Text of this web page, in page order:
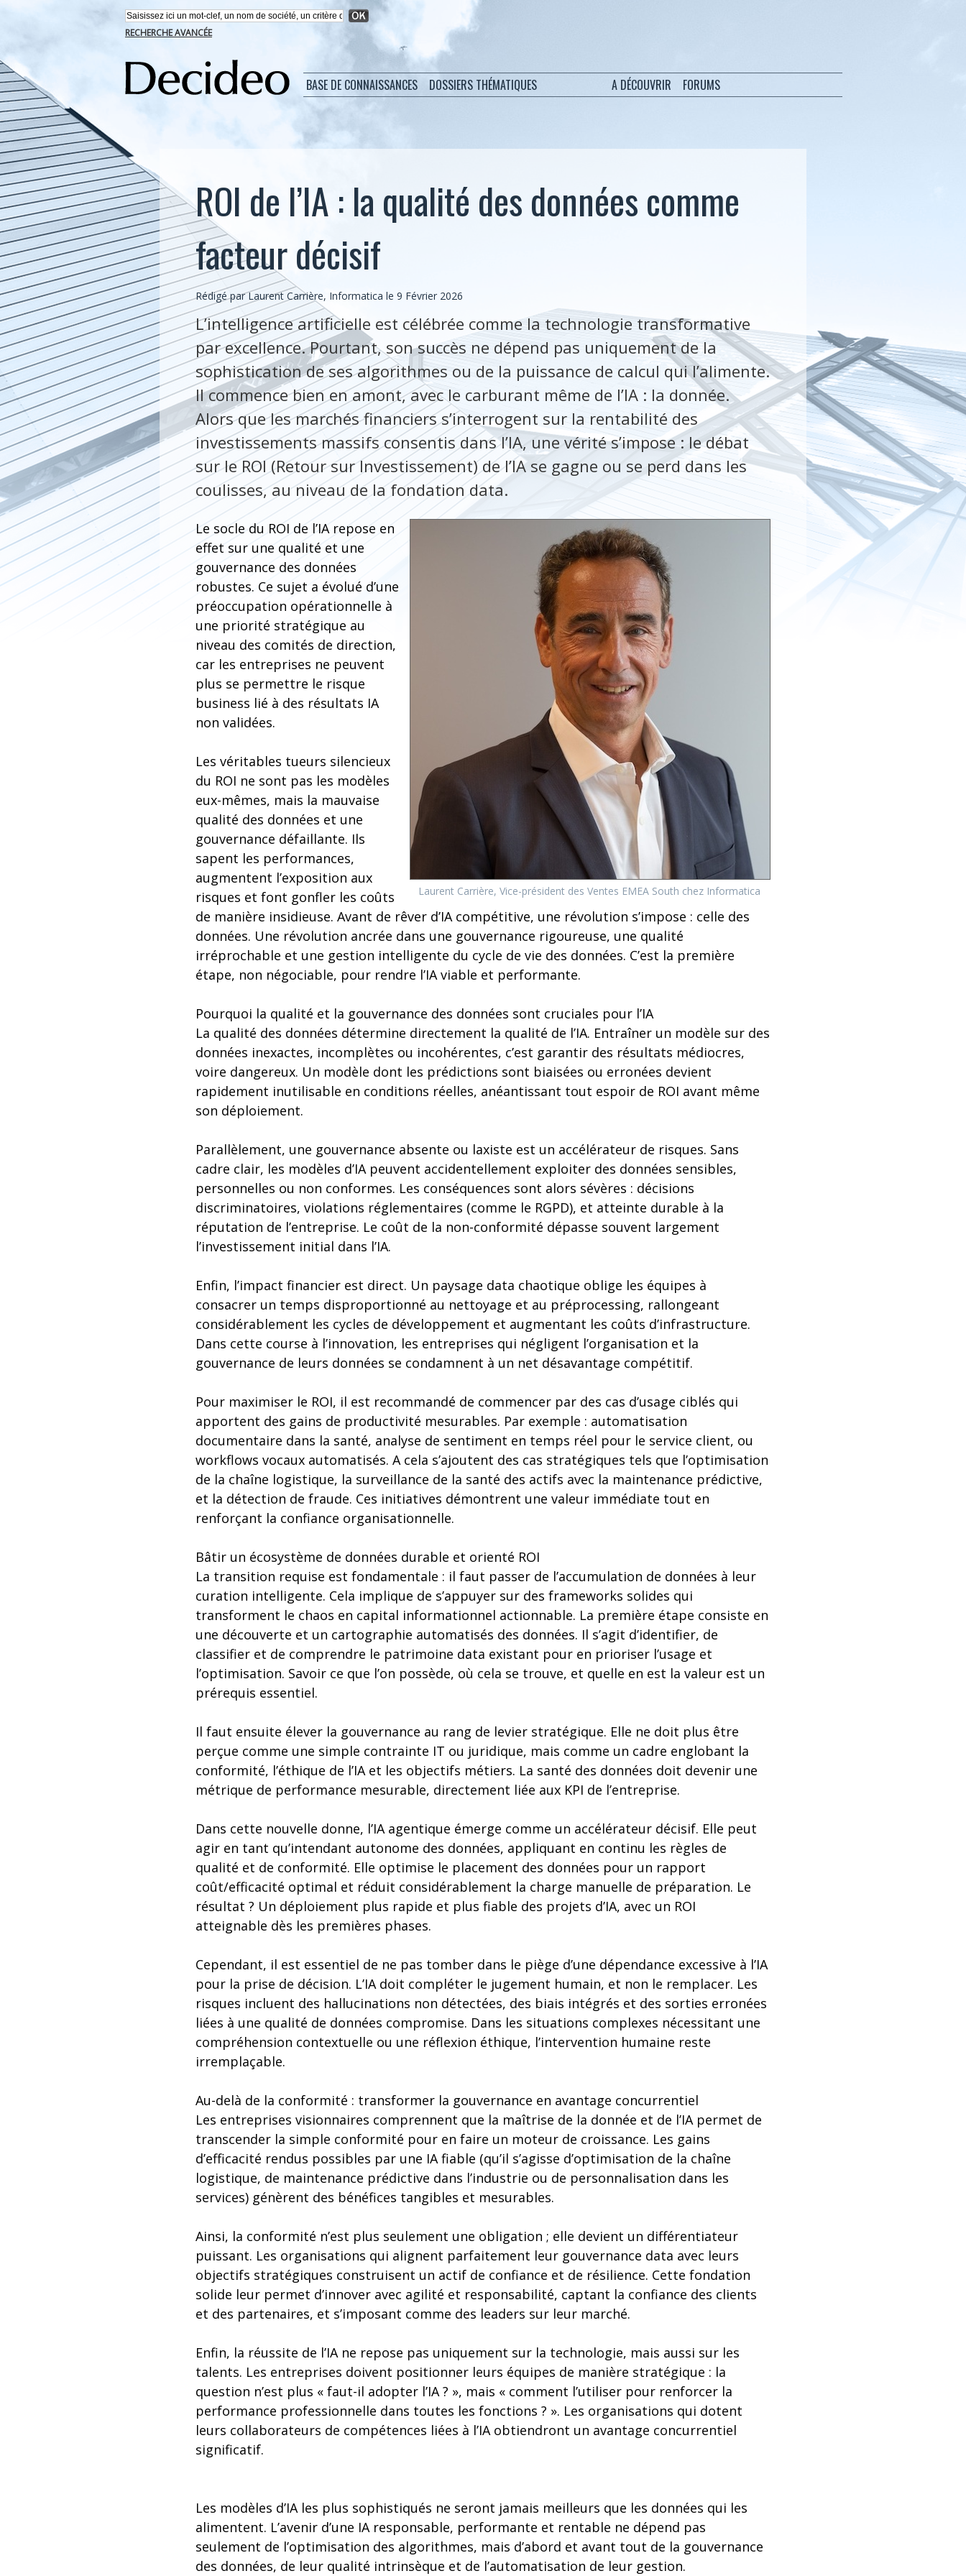
RECHERCHE AVANCÉE
BASE DE CONNAISSANCES DOSSIERS THÉMATIQUES A DÉCOUVRIR FORUMS
ROI de l’IA : la qualité des données comme
facteur décisif
Rédigé par Laurent Carrière, Informatica le 9 Février 2026
L’intelligence artificielle est célébrée comme la technologie transformative
par excellence. Pourtant, son succès ne dépend pas uniquement de la
sophistication de ses algorithmes ou de la puissance de calcul qui l’alimente.
Il commence bien en amont, avec le carburant même de l’IA : la donnée.
Alors que les marchés financiers s’interrogent sur la rentabilité des
investissements massifs consentis dans l’IA, une vérité s’impose : le débat
sur le ROI (Retour sur Investissement) de l’IA se gagne ou se perd dans les
coulisses, au niveau de la fondation data.
Laurent Carrière, Vice-président des Ventes EMEA South chez Informatica
Le socle du ROI de l’IA repose en
effet sur une qualité et une
gouvernance des données
robustes. Ce sujet a évolué d’une
préoccupation opérationnelle à
une priorité stratégique au
niveau des comités de direction,
car les entreprises ne peuvent
plus se permettre le risque
business lié à des résultats IA
non validées.
Les véritables tueurs silencieux
du ROI ne sont pas les modèles
eux-mêmes, mais la mauvaise
qualité des données et une
gouvernance défaillante. Ils
sapent les performances,
augmentent l’exposition aux
risques et font gonfler les coûts
de manière insidieuse. Avant de rêver d’IA compétitive, une révolution s’impose : celle des
données. Une révolution ancrée dans une gouvernance rigoureuse, une qualité
irréprochable et une gestion intelligente du cycle de vie des données. C’est la première
étape, non négociable, pour rendre l’IA viable et performante.
Pourquoi la qualité et la gouvernance des données sont cruciales pour l’IA
La qualité des données détermine directement la qualité de l’IA. Entraîner un modèle sur des
données inexactes, incomplètes ou incohérentes, c’est garantir des résultats médiocres,
voire dangereux. Un modèle dont les prédictions sont biaisées ou erronées devient
rapidement inutilisable en conditions réelles, anéantissant tout espoir de ROI avant même
son déploiement.
Parallèlement, une gouvernance absente ou laxiste est un accélérateur de risques. Sans
cadre clair, les modèles d’IA peuvent accidentellement exploiter des données sensibles,
personnelles ou non conformes. Les conséquences sont alors sévères : décisions
discriminatoires, violations réglementaires (comme le RGPD), et atteinte durable à la
réputation de l’entreprise. Le coût de la non-conformité dépasse souvent largement
l’investissement initial dans l’IA.
Enfin, l’impact financier est direct. Un paysage data chaotique oblige les équipes à
consacrer un temps disproportionné au nettoyage et au préprocessing, rallongeant
considérablement les cycles de développement et augmentant les coûts d’infrastructure.
Dans cette course à l’innovation, les entreprises qui négligent l’organisation et la
gouvernance de leurs données se condamnent à un net désavantage compétitif.
Pour maximiser le ROI, il est recommandé de commencer par des cas d’usage ciblés qui
apportent des gains de productivité mesurables. Par exemple : automatisation
documentaire dans la santé, analyse de sentiment en temps réel pour le service client, ou
workflows vocaux automatisés. A cela s’ajoutent des cas stratégiques tels que l’optimisation
de la chaîne logistique, la surveillance de la santé des actifs avec la maintenance prédictive,
et la détection de fraude. Ces initiatives démontrent une valeur immédiate tout en
renforçant la confiance organisationnelle.
Bâtir un écosystème de données durable et orienté ROI
La transition requise est fondamentale : il faut passer de l’accumulation de données à leur
curation intelligente. Cela implique de s’appuyer sur des frameworks solides qui
transforment le chaos en capital informationnel actionnable. La première étape consiste en
une découverte et un cartographie automatisés des données. Il s’agit d’identifier, de
classifier et de comprendre le patrimoine data existant pour en prioriser l’usage et
l’optimisation. Savoir ce que l’on possède, où cela se trouve, et quelle en est la valeur est un
prérequis essentiel.
Il faut ensuite élever la gouvernance au rang de levier stratégique. Elle ne doit plus être
perçue comme une simple contrainte IT ou juridique, mais comme un cadre englobant la
conformité, l’éthique de l’IA et les objectifs métiers. La santé des données doit devenir une
métrique de performance mesurable, directement liée aux KPI de l’entreprise.
Dans cette nouvelle donne, l’IA agentique émerge comme un accélérateur décisif. Elle peut
agir en tant qu’intendant autonome des données, appliquant en continu les règles de
qualité et de conformité. Elle optimise le placement des données pour un rapport
coût/efficacité optimal et réduit considérablement la charge manuelle de préparation. Le
résultat ? Un déploiement plus rapide et plus fiable des projets d’IA, avec un ROI
atteignable dès les premières phases.
Cependant, il est essentiel de ne pas tomber dans le piège d’une dépendance excessive à l’IA
pour la prise de décision. L’IA doit compléter le jugement humain, et non le remplacer. Les
risques incluent des hallucinations non détectées, des biais intégrés et des sorties erronées
liées à une qualité de données compromise. Dans les situations complexes nécessitant une
compréhension contextuelle ou une réflexion éthique, l’intervention humaine reste
irremplaçable.
Au-delà de la conformité : transformer la gouvernance en avantage concurrentiel
Les entreprises visionnaires comprennent que la maîtrise de la donnée et de l’IA permet de
transcender la simple conformité pour en faire un moteur de croissance. Les gains
d’efficacité rendus possibles par une IA fiable (qu’il s’agisse d’optimisation de la chaîne
logistique, de maintenance prédictive dans l’industrie ou de personnalisation dans les
services) génèrent des bénéfices tangibles et mesurables.
Ainsi, la conformité n’est plus seulement une obligation ; elle devient un différentiateur
puissant. Les organisations qui alignent parfaitement leur gouvernance data avec leurs
objectifs stratégiques construisent un actif de confiance et de résilience. Cette fondation
solide leur permet d’innover avec agilité et responsabilité, captant la confiance des clients
et des partenaires, et s’imposant comme des leaders sur leur marché.
Enfin, la réussite de l’IA ne repose pas uniquement sur la technologie, mais aussi sur les
talents. Les entreprises doivent positionner leurs équipes de manière stratégique : la
question n’est plus « faut-il adopter l’IA ? », mais « comment l’utiliser pour renforcer la
performance professionnelle dans toutes les fonctions ? ». Les organisations qui dotent
leurs collaborateurs de compétences liées à l’IA obtiendront un avantage concurrentiel
significatif.
Les modèles d’IA les plus sophistiqués ne seront jamais meilleurs que les données qui les
alimentent. L’avenir d’une IA responsable, performante et rentable ne dépend pas
seulement de l’optimisation des algorithmes, mais d’abord et avant tout de la gouvernance
des données, de leur qualité intrinsèque et de l’automatisation de leur gestion.